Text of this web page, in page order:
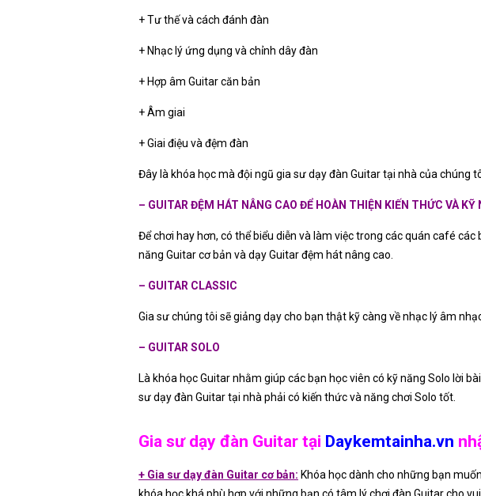
+ Tư thế và cách đánh đàn
+ Nhạc lý ứng dụng và chỉnh dây đàn
+ Hợp âm Guitar căn bản
+ Âm giai
+ Giai điệu và đệm đàn
Đây là khóa học mà đội ngũ gia sư dạy đàn Guitar tại nhà của chúng
– GUITAR ĐỆM HÁT NÂNG CAO ĐỂ HOÀN THIỆN KIẾN THỨC VÀ KỸ
Để chơi hay hơn, có thể biểu diễn và làm việc trong các quán café
năng Guitar cơ bản và dạy Guitar đệm hát nâng cao.
– GUITAR CLASSIC
Gia sư chúng tôi sẽ giảng dạy cho bạn thật kỹ càng về nhạc lý âm
– GUITAR SOLO
Là khóa học Guitar nhằm giúp các bạn học viên có kỹ năng Solo lời
sư dạy đàn Guitar tại nhà phải có kiến thức và năng chơi Solo tốt.
Gia sư dạy đàn Guitar tại Daykemtainha.vn
+ Gia sư dạy đàn Guitar cơ bản: Khóa học dành cho những bạn
khóa học khá phù hợp với những bạn có tâm lý chơi đàn Guitar cho vui